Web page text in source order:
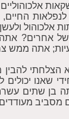
לנפלאות
אלכוהול
אחרים?
אתה ממש
הצלחתי
שאנו יכולים
בן שתים
מסביב מעודדים